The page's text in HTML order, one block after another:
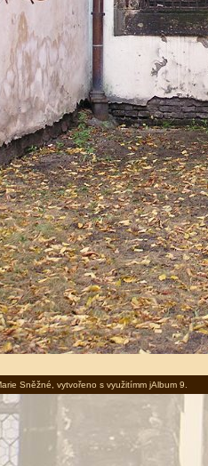
Sněžné, vytvořeno s využitímm jAlbum 9